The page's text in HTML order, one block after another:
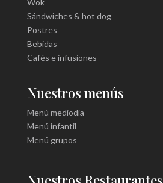
Wok
Sándwiches & hot dog
Postres
Bebidas
Cafés e infusiones
Nuestros menús
Menú mediodía
Menú infantil
Menú grupos